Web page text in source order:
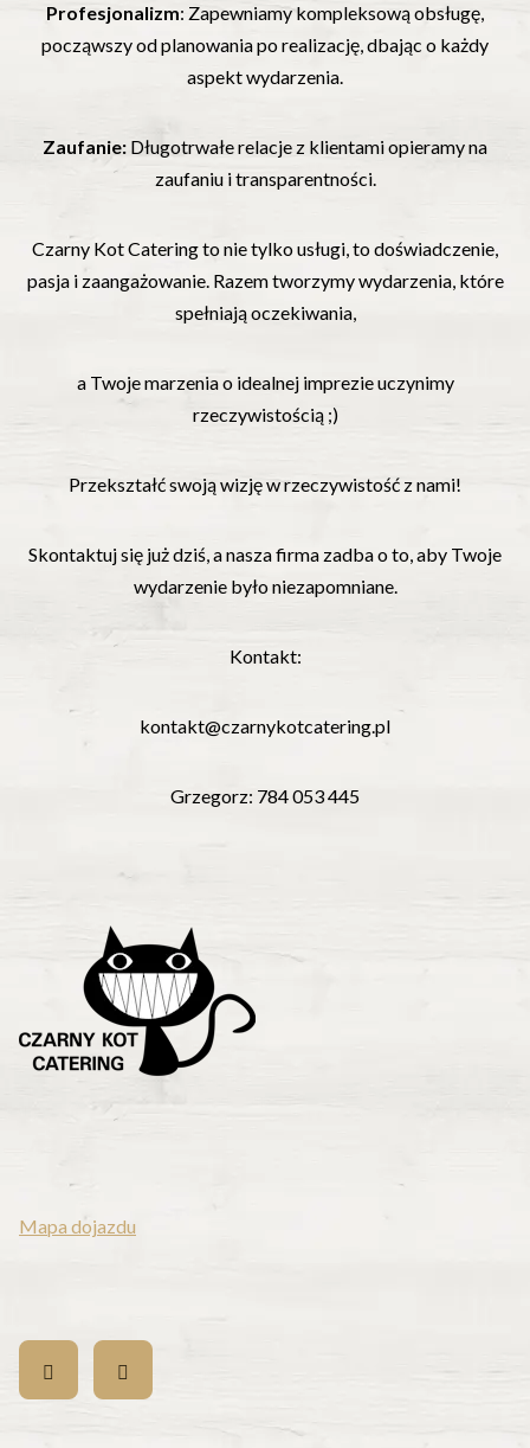
Profesjonalizm: Zapewniamy kompleksową obsługę,
począwszy od planowania po realizację, dbając o każdy
aspekt wydarzenia.
Zaufanie: Długotrwałe relacje z klientami opieramy na
zaufaniu i transparentności.
Czarny Kot Catering to nie tylko usługi, to doświadczenie,
pasja i zaangażowanie. Razem tworzymy wydarzenia, które
spełniają oczekiwania,
a Twoje marzenia o idealnej imprezie uczynimy
rzeczywistością ;)
Przekształć swoją wizję w rzeczywistość z nami!
Skontaktuj się już dziś, a nasza firma zadba o to, aby Twoje
wydarzenie było niezapomniane.
Kontakt:
kontakt@czarnykotcatering.pl
Grzegorz: 784 053 445
E-mail:
Mapa dojazdu